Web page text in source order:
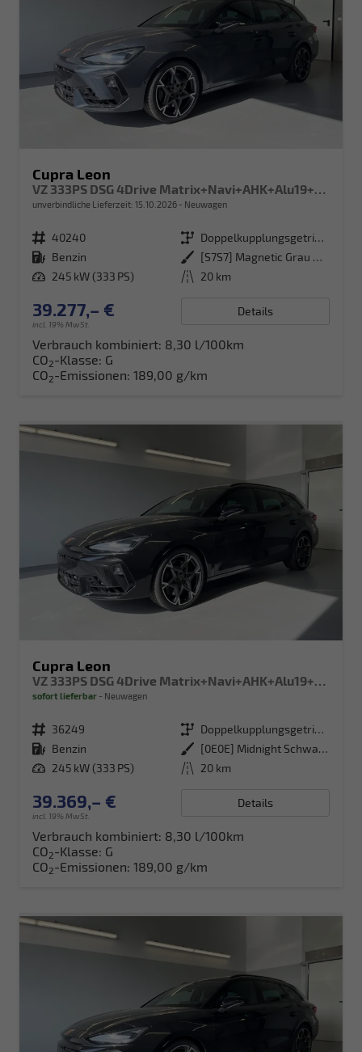
Cupra Leon
VZ 333PS DSG 4Drive Matrix+Navi+AHK+Alu19+Sitzheiz+IntelligentDrive+GV4
unverbindliche Lieferzeit: 15.10.2026 Neuwagen
Fahrzeugnr. 40240 Getriebe
Doppelkupplungsgetriebe (DSG)
Kraftstoff Benzin Außenfarbe
[S7S7] Magnetic Grau Metallic
Leistung 245 kW (333 PS) Kilometerstand 20 km
39.277,– €
incl. 19% MwSt.
Details
Verbrauch kombiniert: 8,30 l/100km
CO2-Klasse: G
CO2-Emissionen: 189,00 g/km
Cupra Leon
sofort lieferbar Neuwagen
Fahrzeugnr. 36249 Getriebe
Doppelkupplungsgetriebe (DSG)
Kraftstoff Benzin Außenfarbe
[0E0E] Midnight Schwarz Metallic
Leistung 245 kW (333 PS) Kilometerstand 20 km
39.369,– €
incl. 19% MwSt.
Details
Verbrauch kombiniert: 8,30 l/100km
CO2-Klasse: G
CO2-Emissionen: 189,00 g/km